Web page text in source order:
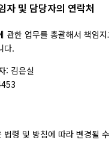
자 및 담당자의 연락처
관한 업무를 총괄해서 책임
다.
: 김은실
법령 및 방침에 따라 변경될